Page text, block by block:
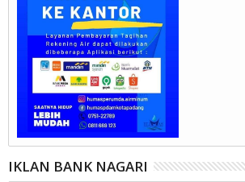
IKLAN BANK NAGARI